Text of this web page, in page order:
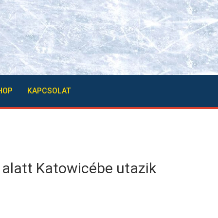
KAPCSOLAT
Katowicébe utazik